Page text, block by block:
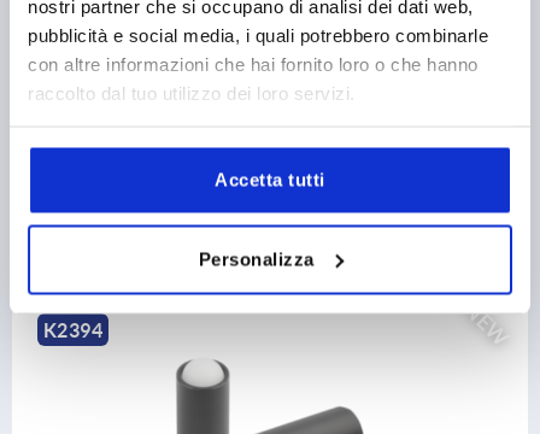
nostri partner che si occupano di analisi dei dati web,
pubblicità e social media, i quali potrebbero combinarle
con altre informazioni che hai fornito loro o che hanno
raccolto dal tuo utilizzo dei loro servizi.
Accetta tutti
Personalizza
CAD
DOWNLOADS
Discover our product range
NEW